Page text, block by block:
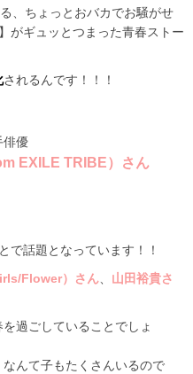
、ちょっとおバカでお騒がせ
がギュッとつまった青春ストー
されるんです！！！
俳優
EXILE TRIBE）さん
で話題となっています！！
Flower）さん
山田裕貴さ
過ごしていることでしょ
んて子もたくさんいるので